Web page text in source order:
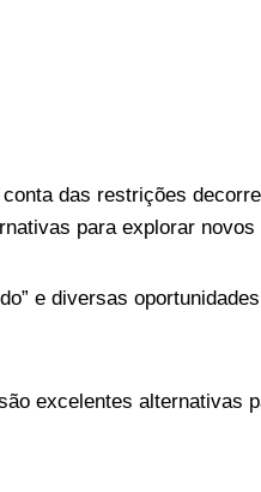
das restrições
para explorar
e diversas
excelentes alternativas